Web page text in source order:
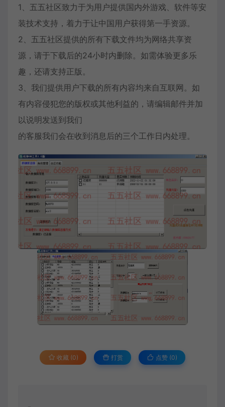
1、五五社区致力于为用户提供国内外游戏、软件等安
装技术支持，着力于让中国用户获得第一手资源。
2、五五社区提供的所有下载文件均为网络共享资
源，请于下载后的24小时内删除。如需体验更多乐
趣，还请支持正版。
3、我们提供用户下载的所有内容均来自互联网。如
有内容侵犯您的版权或其他利益的，请编辑邮件并加
以说明发送到我们
的客服我们会在收到消息后的三个工作日内处理。
收藏 (0) 打赏 点赞 (0)